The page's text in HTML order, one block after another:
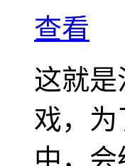
查看
这就
戏，
中，